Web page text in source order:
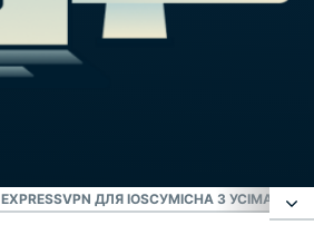
ДЛЯ IOSСУМІСНА З УСІМА